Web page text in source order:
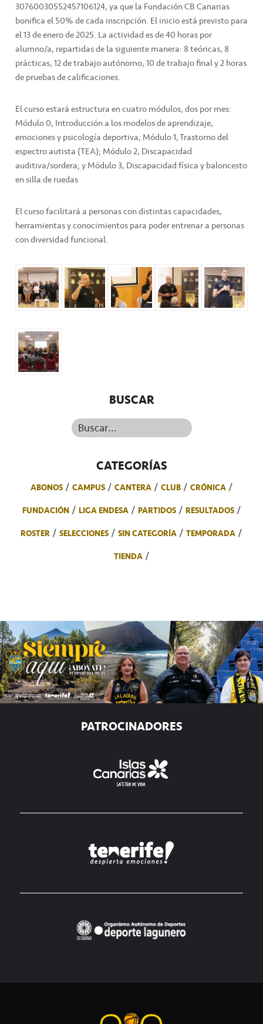
30760030552457106124, ya que la Fundación CB Canarias
bonifica el 50% de cada inscripción. El inicio está previsto para
el 13 de enero de 2025. La actividad es de 40 horas por
alumno/a, repartidas de la siguiente manera: 8 teóricas, 8
prácticas, 12 de trabajo autónomo, 10 de trabajo final y 2 horas
de pruebas de calificaciones.
El curso estará estructura en cuatro módulos, dos por mes:
Módulo 0, Introducción a los modelos de aprendizaje,
emociones y psicología deportiva; Módulo 1, Trastorno del
espectro autista (TEA); Módulo 2, Discapacidad
auditiva/sordera; y Módulo 3, Discapacidad física y baloncesto
en silla de ruedas
El curso facilitará a personas con distintas capacidades,
herramientas y conocimientos para poder entrenar a personas
con diversidad funcional.
BUSCAR
Buscar...
CATEGORÍAS
ABONOS CAMPUS CANTERA CLUB
CRÓNICA
FUNDACIÓN
LIGA ENDESA PARTIDOS
RESULTADOS
ROSTER
SELECCIONES SIN CATEGORÍA
TEMPORADA
TIENDA
PATROCINADORES